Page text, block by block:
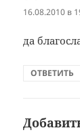
16.08.2010 в
да
ОТВЕТИТЬ